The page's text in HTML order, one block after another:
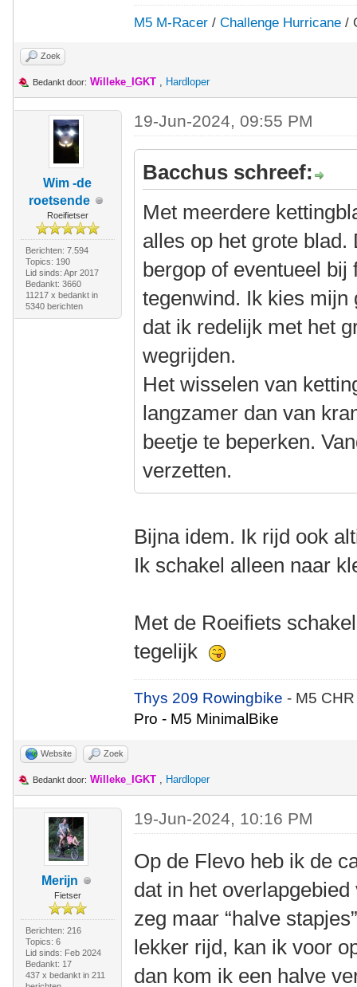
M5 M-Racer /Challenge Hurricane /
Zoek
Bedankt door: Willeke_IGKT , Hardloper
Wim -de
roetsende
Roeifietser
Berichten: 7.594
Topics: 190
Lid sinds: Apr 2017
Bedankt: 3660
11217 x bedankt in
5340 berichten
19-Jun-2024, 09:55 PM
Bacchus schreef:
Met meerdere
alles op het grote
bergop of eventueel
tegenwind. Ik kies mijn
dat ik redelijk met het
wegrijden.
Het wisselen van
langzamer dan van
beetje te beperken.
verzetten.
Bijna idem. Ik rijd ook
Ik schakel alleen naar
Met de Roeifiets
tegelijk
Thys 209 Rowingbike- M5
Pro - M5 MinimalBike
Website Zoek
Bedankt door: Willeke_IGKT , Hardloper
Merijn
Fietser
Berichten: 216
Topics: 6
Lid sinds: Feb 2024
Bedankt: 17
437 x bedankt in 211
19-Jun-2024, 10:16 PM
Op de Flevo heb ik de
dat in het
zeg maar “halve
lekker rijd, kan ik voor
dan kom ik een halve